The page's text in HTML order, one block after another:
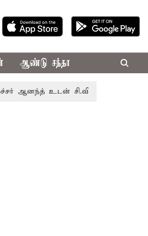
ஆண்டு சந்தா
உடன் சி.வி. சண்முகம், வேலுமணி